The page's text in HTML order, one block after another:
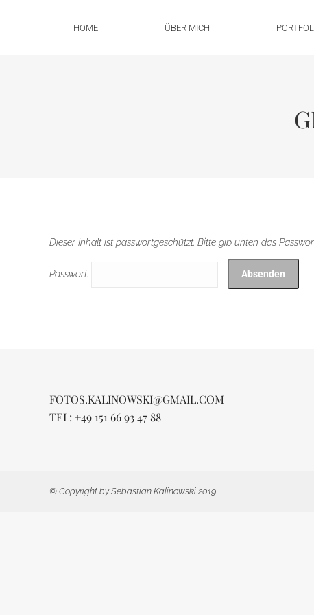
HOME ÜBER MICH
Dieser Inhalt ist passwortgeschützt. Bitte gib unten das
Passwort:
FOTOS.KALINOWSKI@GMAIL.COM
TEL: +49 151 66 93 47 88
© Copyright by Sebastian Kalinowski 2019